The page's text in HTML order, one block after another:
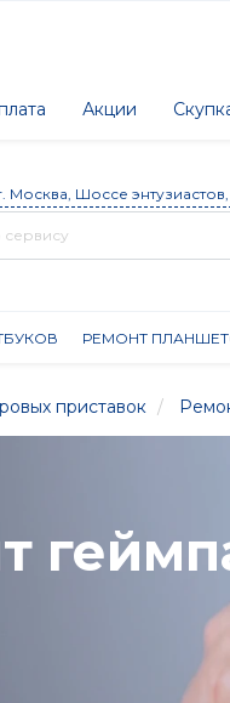
Акции
Москва, Шоссе
РЕМОНТ
приставок